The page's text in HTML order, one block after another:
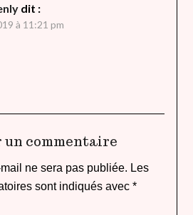
dit :
à 11:21 pm
un commentaire
ne sera pas publiée. Les
sont indiqués avec *